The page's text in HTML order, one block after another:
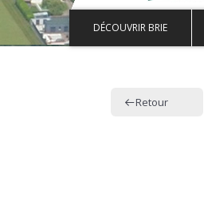
DÉCOUVRIR BRIE
Retour